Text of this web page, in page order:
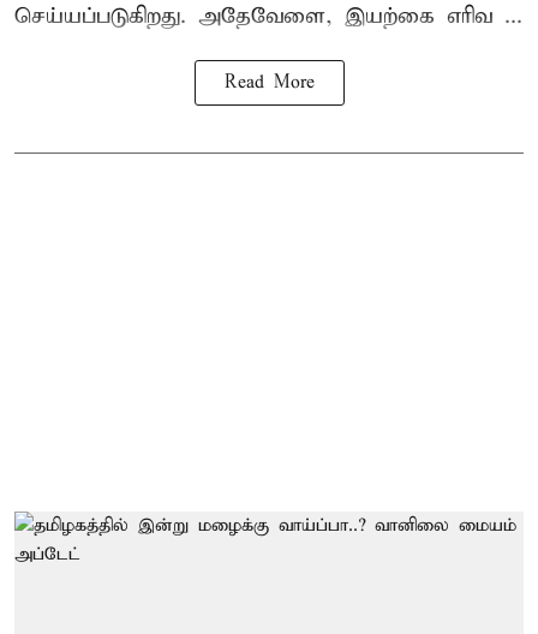
செய்யப்படுகிறது. அதேவேளை, இயற்கை எரிவ ...
Read More